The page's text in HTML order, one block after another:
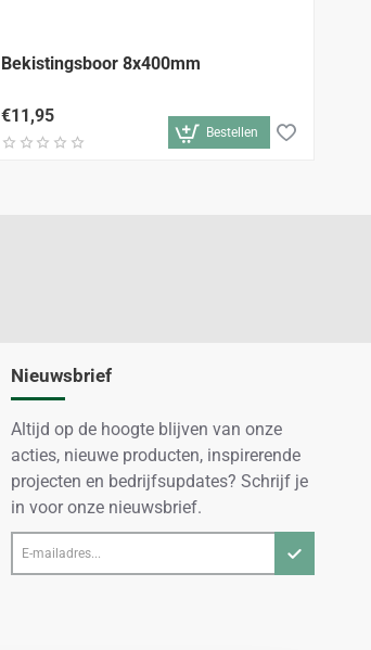
Bekistingsboor 8x400mm
€11,95
Bestellen
Nieuwsbrief
Altijd op de hoogte blijven van onze
acties, nieuwe producten, inspirerende
projecten en bedrijfsupdates? Schrijf je
in voor onze nieuwsbrief.
E-
mailadres...